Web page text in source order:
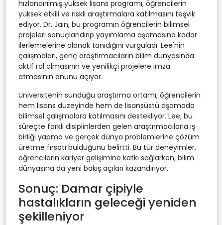
hızlandırılmış yüksek lisans programı, öğrencilerin
yüksek etkili ve riskli araştırmalara katılmasını teşvik
ediyor. Dr. Jain, bu programın öğrencilerin bilimsel
projeleri sonuçlandırıp yayımlama aşamasına kadar
ilerlemelerine olanak tanıdığını vurguladı. Lee'nin
çalışmaları, genç araştırmacıların bilim dünyasında
aktif rol almasının ve yenilikçi projelere imza
atmasının önünü açıyor.
Üniversitenin sunduğu araştırma ortamı, öğrencilerin
hem lisans düzeyinde hem de lisansüstü aşamada
bilimsel çalışmalara katılmasını destekliyor. Lee, bu
süreçte farklı disiplinlerden gelen araştırmacılarla iş
birliği yapma ve gerçek dünya problemlerine çözüm
üretme fırsatı bulduğunu belirtti. Bu tür deneyimler,
öğrencilerin kariyer gelişimine katkı sağlarken, bilim
dünyasına da yeni bakış açıları kazandırıyor.
Sonuç: Damar çipiyle
hastalıkların geleceği yeniden
şekilleniyor